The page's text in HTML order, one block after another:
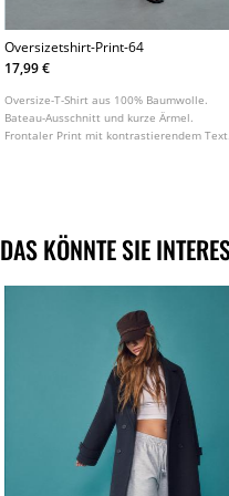
Oversizetshirt-Print-64
17,99 €
Oversize-T-Shirt aus 100% Baumwolle.
Bateau-Ausschnitt und kurze Ärmel.
Frontaler Print mit kontrastierendem Text.
DAS KÖNNTE SIE